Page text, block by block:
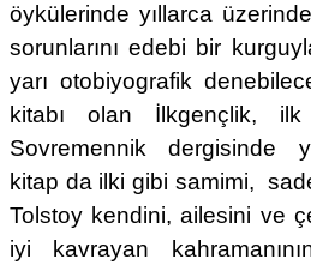
öykülerinde yıllarca
sorunlarını edebi bir
yarı otobiyografik
kitabı olan İlkgençlik,
Sovremennik dergisinde
kitap da ilki gibi samimi,
Tolstoy kendini, ailesini ve
iyi kavrayan